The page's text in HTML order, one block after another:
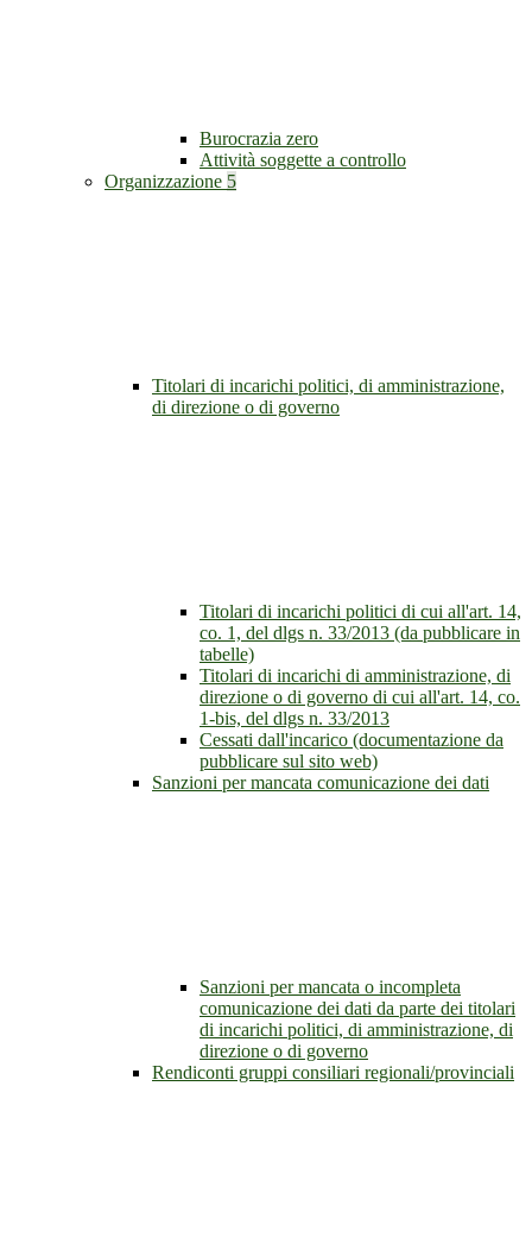
Burocrazia zero
Attività soggette a controllo
Organizzazione 5
Titolari di incarichi politici, di amministrazione,
di direzione o di governo
Titolari di incarichi politici di cui all'art. 14,
co. 1, del dlgs n. 33/2013 (da pubblicare in
tabelle)
Titolari di incarichi di amministrazione, di
direzione o di governo di cui all'art. 14, co.
1-bis, del dlgs n. 33/2013
Cessati dall'incarico (documentazione da
pubblicare sul sito web)
Sanzioni per mancata comunicazione dei dati
Sanzioni per mancata o incompleta
comunicazione dei dati da parte dei titolari
di incarichi politici, di amministrazione, di
direzione o di governo
Rendiconti gruppi consiliari regionali/provinciali